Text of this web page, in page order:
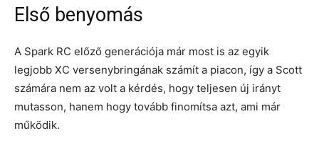
Első benyomás
A Spark RC előző generációja már most is az egyik
legjobb XC versenybringának számít a piacon, így a Scott
számára nem az volt a kérdés, hogy teljesen új irányt
mutasson, hanem hogy tovább finomítsa azt, ami már
működik.